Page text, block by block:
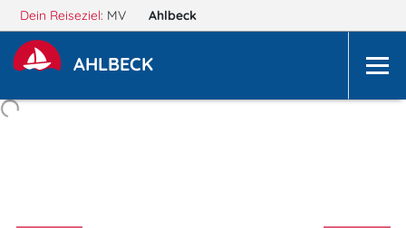
Dein Reiseziel: MV Ahlbeck
AHLBECK